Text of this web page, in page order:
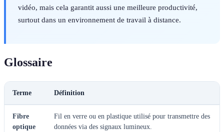
vidéo, mais cela garantit aussi une meilleure productivité,
surtout dans un environnement de travail à distance.
Glossaire
Terme Définition
Fibre
optique
Fil en verre ou en plastique utilisé pour transmettre des
données via des signaux lumineux.